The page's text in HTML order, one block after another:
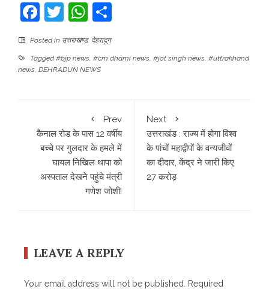
Facebook
TwitterWhatsApp
Posted in उत्तराखण्ड, देहरादून
Tagged#bjp news, #cm dhami news, #jot singh news, #uttrakhand
news, DEHRADUN NEWS
Prev
कैनाल रोड के पास 12 वर्षीय
बच्चे पर गुलदार के हमले में
घायल निखिल थापा को
अस्पताल देखने पहुंचे मंत्री
गणेश जोशी!
Next
उत्तराखंड : राज्य में होगा विश्व
के पांचों महाद्वीपों के वन्यजीवों
का दीदार, केंद्र ने जारी किए
27 करोड़
LEAVE A REPLY
Your email address will not be published.
Required